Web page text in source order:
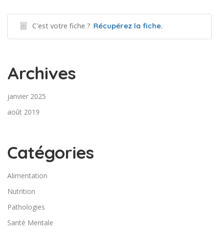
C'est votre fiche ? Récupérez la fiche.
Archives
janvier 2025
août 2019
Catégories
Alimentation
Nutrition
Pathologies
Santé Mentale